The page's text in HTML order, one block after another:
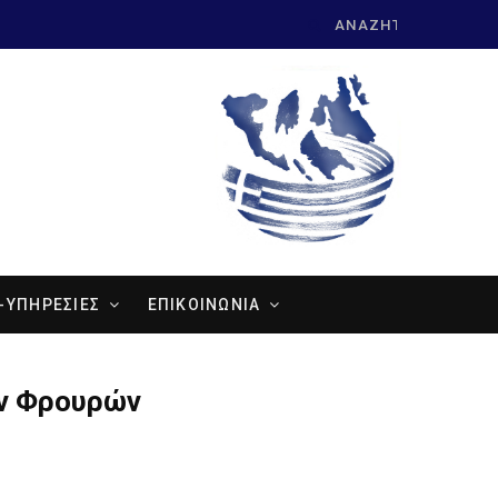
Search
ΥΠΗΡΕΣΙΕΣ ΕΠΙΚΟΙΝΩΝΙΑ
Φρουρών